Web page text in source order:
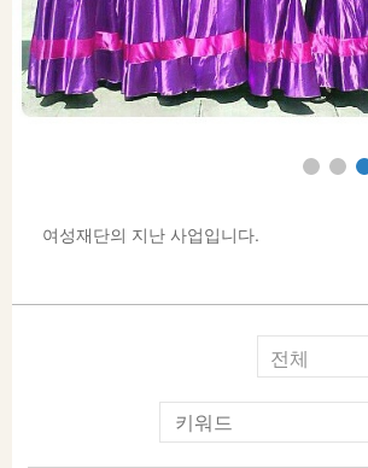
여성재단의 지난 사업입니다.
전체